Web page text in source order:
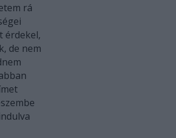
rá
érdekel,
de nem